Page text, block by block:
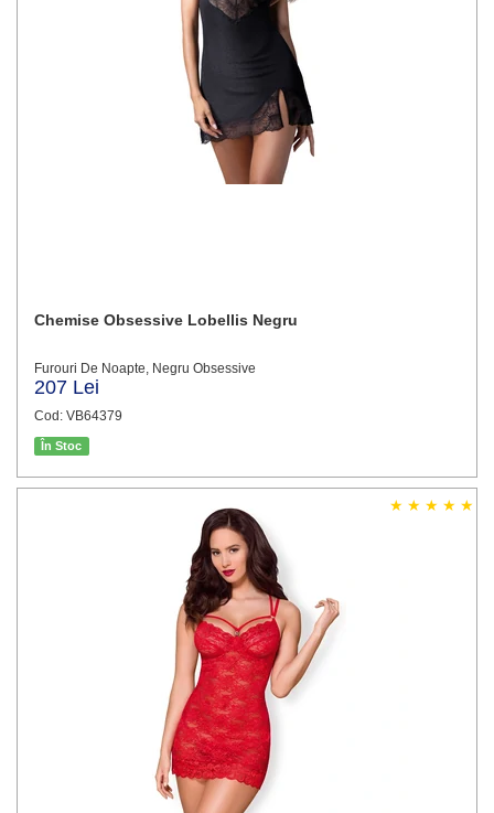
Chemise Obsessive Lobellis Negru
Furouri De Noapte, Negru Obsessive
207 Lei
Cod: VB64379
În Stoc